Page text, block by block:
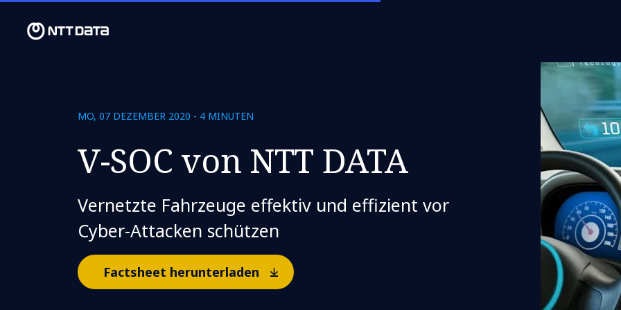
MO, 07 DEZEMBER 2020 - 4 MINUTEN
V-SOC von NTT DATA
Vernetzte Fahrzeuge effektiv und effizient vor
Cyber-Attacken schützen
Factsheet herunterladen